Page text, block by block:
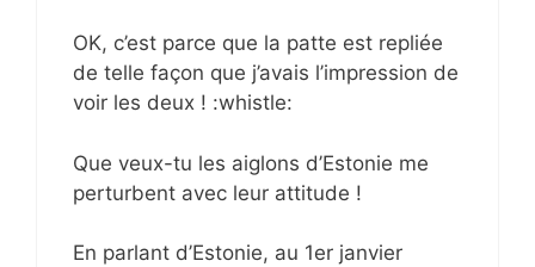
OK, c’est parce que la patte est repliée
de telle façon que j’avais l’impression de
voir les deux ! :whistle:
Que veux-tu les aiglons d’Estonie me
perturbent avec leur attitude !
En parlant d’Estonie, au 1er janvier